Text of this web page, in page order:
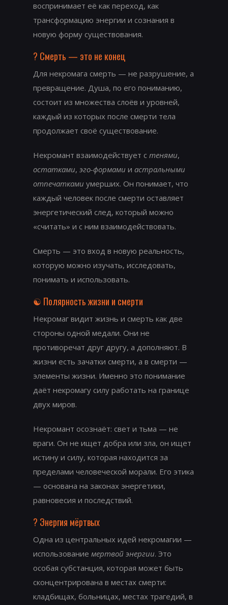
воспринимает её как переход, как
трансформацию энергии и сознания в
новую форму существования.
? Смерть — это не конец
Для некромага смерть — не разрушение, а
превращение. Душа, по его пониманию,
состоит из множества слоёв и уровней,
каждый из которых после смерти тела
продолжает своё существование.
Некромант взаимодействует с тенями,
остатками, эго-формами и астральными
отпечатками умерших. Он понимает, что
каждый человек после смерти оставляет
энергетический след, который можно
«считать» и с ним взаимодействовать.
Смерть — это вход в новую реальность,
которую можно изучать, исследовать,
понимать и использовать.
☯️ Полярность жизни и смерти
Некромаг видит жизнь и смерть как две
стороны одной медали. Они не
противоречат друг другу, а дополняют. В
жизни есть зачатки смерти, а в смерти —
элементы жизни. Именно это понимание
даёт некромагу силу работать на границе
двух миров.
Некромант осознаёт: свет и тьма — не
враги. Он не ищет добра или зла, он ищет
истину и силу, которая находится за
пределами человеческой морали. Его этика
— основана на законах энергетики,
равновесия и последствий.
? Энергия мёртвых
Одна из центральных идей некромагии —
использование мертвой энергии. Это
особая субстанция, которая может быть
сконцентрирована в местах смерти:
кладбищах, больницах, местах трагедий, в